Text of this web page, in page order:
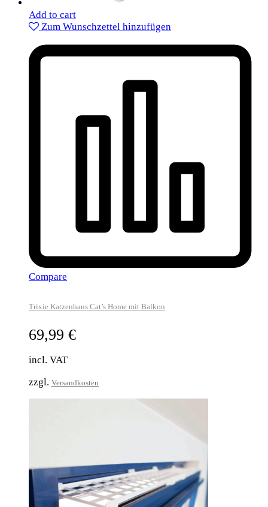
Add to cart
Zum Wunschzettel hinzufügen
Compare
Trixie Katzenhaus Cat’s Home mit Balkon
69,99 €
incl. VAT
zzgl. Versandkosten